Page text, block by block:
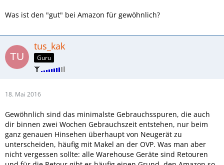
Was ist den "gut" bei Amazon für gewöhnlich?
tus_kak
Guru
18. Mai 2016
Gewöhnlich sind das minimalste Gebrauchsspuren, die auch
dir binnen zwei Wochen Gebrauchszeit entstehen, nur beim
ganz genauen Hinsehen überhaupt von Neugerät zu
unterscheiden, häufig mit Makel an der OVP. Was man aber
nicht vergessen sollte: alle Warehouse Geräte sind Retouren